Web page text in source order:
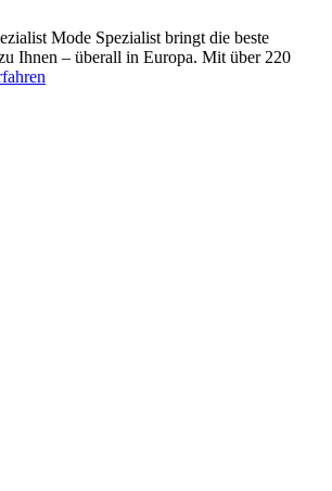
Mode Spezialist bringt die beste
Ihnen – überall in Europa. Mit über 220